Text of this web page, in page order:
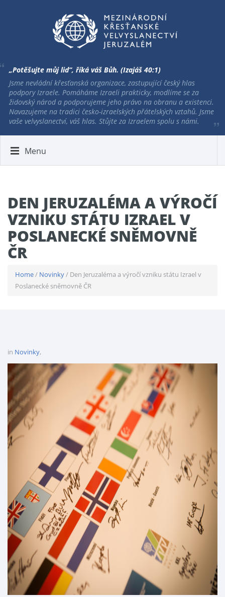
„Potěšujte můj lid“, říká váš Bůh. (Izajáš 40:1)
Jsme nevládní křesťanská organizace, zastupující český hlas
podpory Izraele. Pomáháme Izraeli prakticky, modlíme se za
židovský národ a podporujeme jeho právo na obranu a existenci.
Navazujeme na tradici česko-izraelských přátelských vztahů. Jsme
vaše velvyslanectví, váš hlas. Stůjte za Izraelem spolu s námi.
Menu
DEN JERUZALÉMA A VÝROČÍ
VZNIKU STÁTU IZRAEL V
POSLANECKÉ SNĚMOVNĚ
ČR
Home/ Novinky/ Den Jeruzaléma a výročí vzniku státu Izrael v
Poslanecké sněmovně ČR
in Novinky,